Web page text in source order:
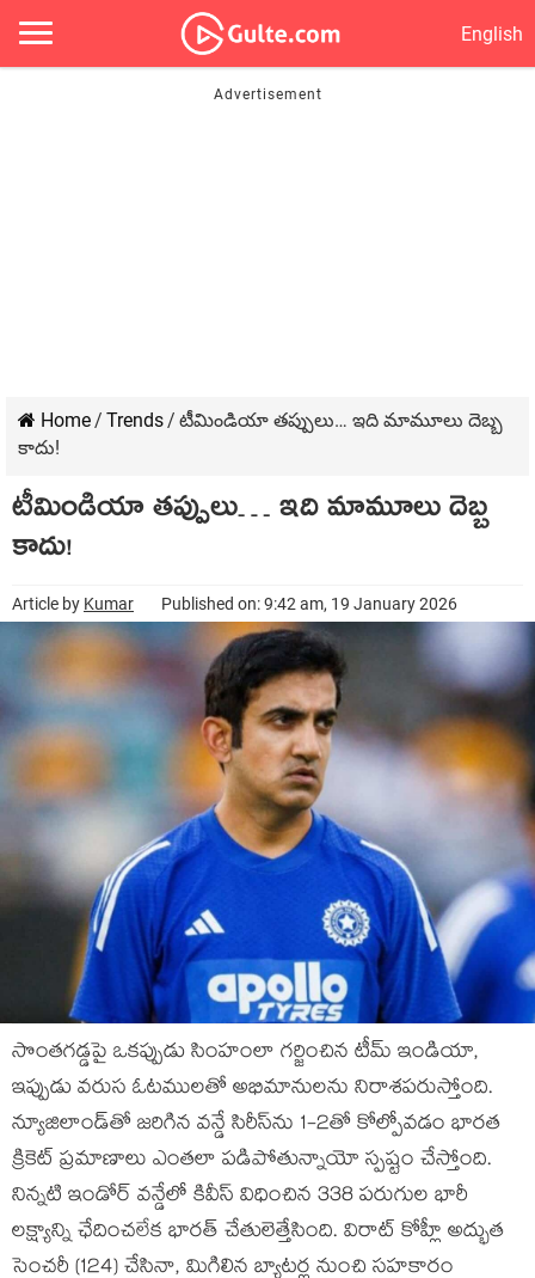
English
Home/ Trends/ టీమిండియా తప్పులు… ఇది మామూలు దెబ్బ
కాదు!
టీమిండియా తప్పులు… ఇది మామూలు దెబ్బ
కాదు!
Article by Kumar Published on: 9:42 am, 19 January 2026
సొంతగడ్డపై ఒకప్పుడు సింహంలా గర్జించిన టీమ్ ఇండియా,
ఇప్పుడు వరుస ఓటములతో అభిమానులను నిరాశపరుస్తోంది.
న్యూజిలాండ్‌తో జరిగిన వన్డే సిరీస్‌ను 1-2తో కోల్పోవడం భారత
క్రికెట్ ప్రమాణాలు ఎంతలా పడిపోతున్నాయో స్పష్టం చేస్తోంది.
నిన్నటి ఇండోర్ వన్డేలో కివీస్ విధించిన 338 పరుగుల భారీ
లక్ష్యాన్ని ఛేదించలేక భారత్ చేతులెత్తేసింది. విరాట్ కోహ్లీ అద్భుత
సెంచరీ (124) చేసినా, మిగిలిన బ్యాటర్ల నుంచి సహకారం